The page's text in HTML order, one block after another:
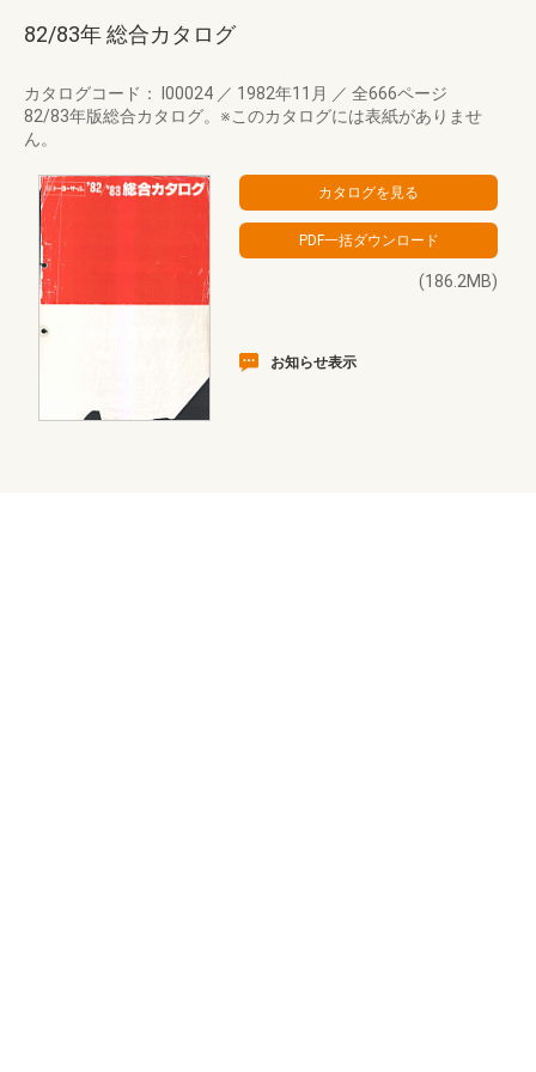
82/83年 総合カタログ
カタログコード： I00024 ／ 1982年11月 ／ 全666ページ
82/83年版総合カタログ。※このカタログには表紙がありませ
ん。
(186.2MB)
お知らせ表示